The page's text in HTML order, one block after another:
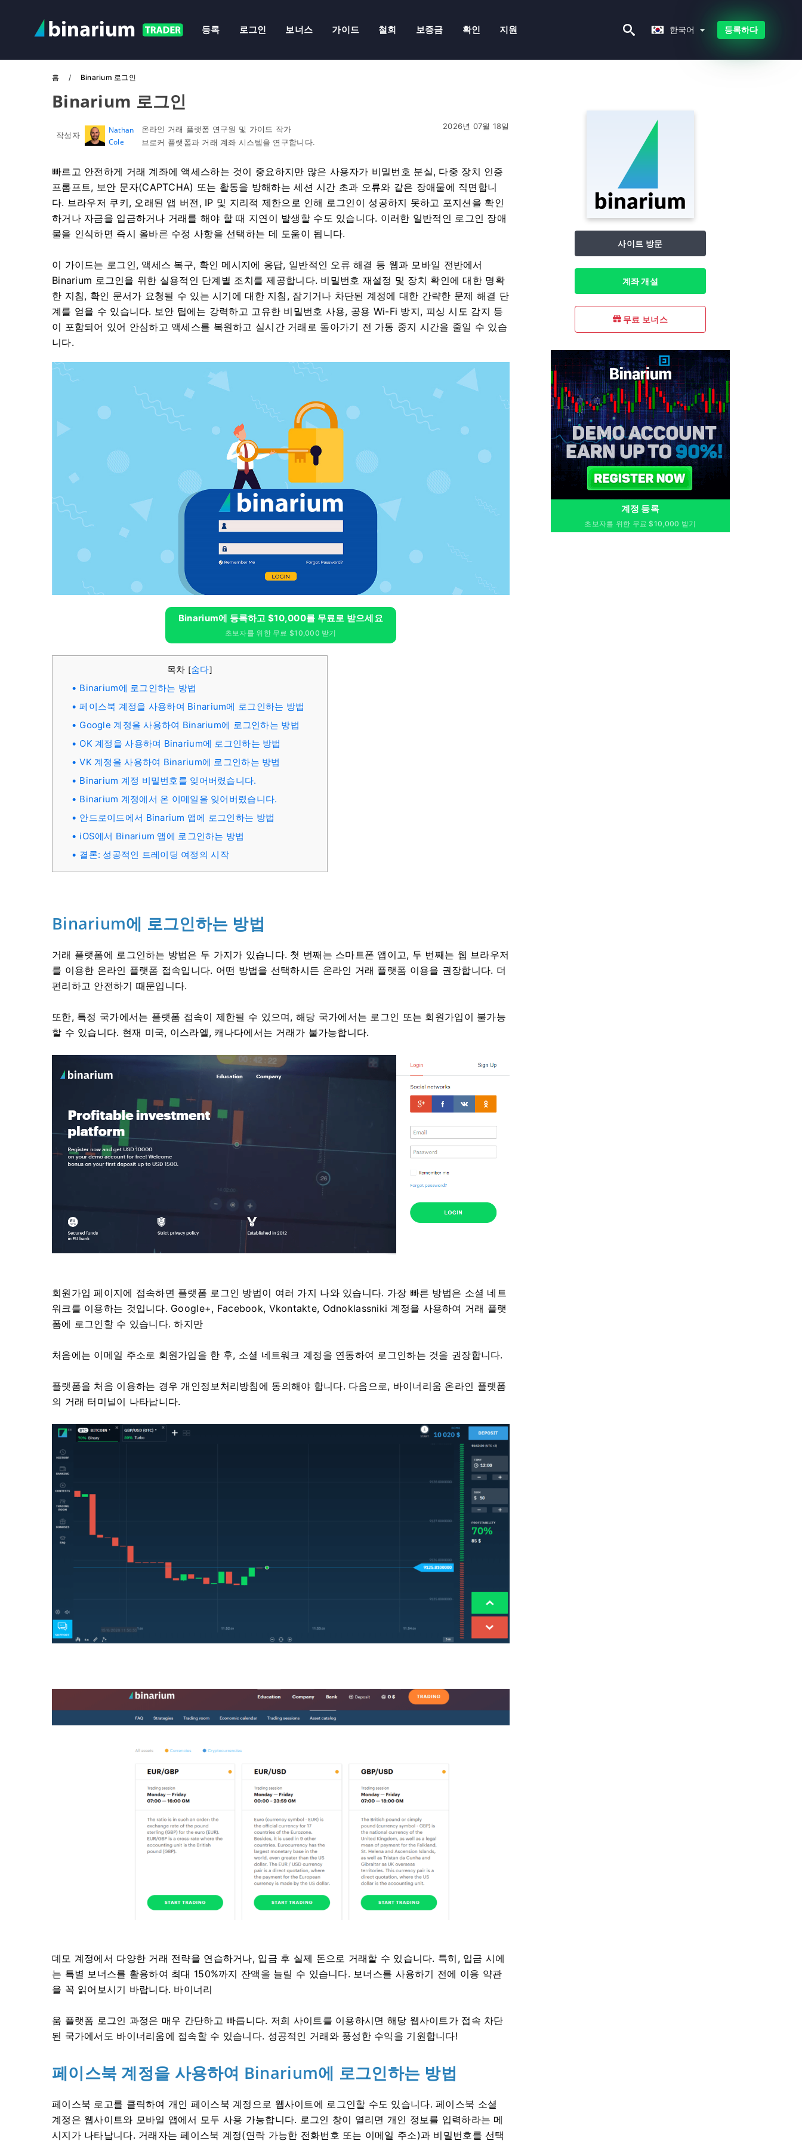
등록 로그인 보너스 가이드 철회 보증금 확인 지원 한국어 등록하다
홈 Binarium 로그인
Binarium 로그인
작성자
Nathan
Cole
온라인 거래 플랫폼 연구원 및 가이드 작가
브로커 플랫폼과 거래 계좌 시스템을 연구합니다.
2026년 07월 18일
빠르고 안전하게 거래 계좌에 액세스하는 것이 중요하지만 많은 사용자가 비밀번호 분실, 다중 장치 인증
프롬프트, 보안 문자(CAPTCHA) 또는 활동을 방해하는 세션 시간 초과 오류와 같은 장애물에 직면합니
다. 브라우저 쿠키, 오래된 앱 버전, IP 및 지리적 제한으로 인해 로그인이 성공하지 못하고 포지션을 확인
하거나 자금을 입금하거나 거래를 해야 할 때 지연이 발생할 수도 있습니다. 이러한 일반적인 로그인 장애
물을 인식하면 즉시 올바른 수정 사항을 선택하는 데 도움이 됩니다.
이 가이드는 로그인, 액세스 복구, 확인 메시지에 응답, 일반적인 오류 해결 등 웹과 모바일 전반에서
Binarium 로그인을 위한 실용적인 단계별 조치를 제공합니다. 비밀번호 재설정 및 장치 확인에 대한 명확
한 지침, 확인 문서가 요청될 수 있는 시기에 대한 지침, 잠기거나 차단된 계정에 대한 간략한 문제 해결 단
계를 얻을 수 있습니다. 보안 팁에는 강력하고 고유한 비밀번호 사용, 공용 Wi-Fi 방지, 피싱 시도 감지 등
이 포함되어 있어 안심하고 액세스를 복원하고 실시간 거래로 돌아가기 전 가동 중지 시간을 줄일 수 있습
니다.
Binarium에 등록하고 $10,000를 무료로 받으세요
초보자를 위한 무료 $10,000 받기
목차 [숨다]
Binarium에 로그인하는 방법
페이스북 계정을 사용하여 Binarium에 로그인하는 방법
Google 계정을 사용하여 Binarium에 로그인하는 방법
OK 계정을 사용하여 Binarium에 로그인하는 방법
VK 계정을 사용하여 Binarium에 로그인하는 방법
Binarium 계정 비밀번호를 잊어버렸습니다.
Binarium 계정에서 온 이메일을 잊어버렸습니다.
안드로이드에서 Binarium 앱에 로그인하는 방법
iOS에서 Binarium 앱에 로그인하는 방법
결론: 성공적인 트레이딩 여정의 시작
Binarium에 로그인하는 방법
거래 플랫폼에 로그인하는 방법은 두 가지가 있습니다. 첫 번째는 스마트폰 앱이고, 두 번째는 웹 브라우저
를 이용한 온라인 플랫폼 접속입니다. 어떤 방법을 선택하시든 온라인 거래 플랫폼 이용을 권장합니다. 더
편리하고 안전하기 때문입니다.
또한, 특정 국가에서는 플랫폼 접속이 제한될 수 있으며, 해당 국가에서는 로그인 또는 회원가입이 불가능
할 수 있습니다. 현재 미국, 이스라엘, 캐나다에서는 거래가 불가능합니다.
회원가입 페이지에 접속하면 플랫폼 로그인 방법이 여러 가지 나와 있습니다. 가장 빠른 방법은 소셜 네트
워크를 이용하는 것입니다. Google+, Facebook, Vkontakte, Odnoklassniki 계정을 사용하여 거래 플랫
폼에 로그인할 수 있습니다. 하지만
처음에는 이메일 주소로 회원가입을 한 후, 소셜 네트워크 계정을 연동하여 로그인하는 것을 권장합니다.
플랫폼을 처음 이용하는 경우 개인정보처리방침에 동의해야 합니다. 다음으로, 바이너리움 온라인 플랫폼
의 거래 터미널이 나타납니다.
데모 계정에서 다양한 거래 전략을 연습하거나, 입금 후 실제 돈으로 거래할 수 있습니다. 특히, 입금 시에
는 특별 보너스를 활용하여 최대 150%까지 잔액을 늘릴 수 있습니다. 보너스를 사용하기 전에 이용 약관
을 꼭 읽어보시기 바랍니다. 바이너리
움 플랫폼 로그인 과정은 매우 간단하고 빠릅니다. 저희 사이트를 이용하시면 해당 웹사이트가 접속 차단
된 국가에서도 바이너리움에 접속할 수 있습니다. 성공적인 거래와 풍성한 수익을 기원합니다!
페이스북 계정을 사용하여 Binarium에 로그인하는 방법
페이스북 로고를 클릭하여 개인 페이스북 계정으로 웹사이트에 로그인할 수도 있습니다. 페이스북 소셜
계정은 웹사이트와 모바일 앱에서 모두 사용 가능합니다. 로그인 창이 열리면 개인 정보를 입력하라는 메
시지가 나타납니다. 거래자는 페이스북 계정(연락 가능한 전화번호 또는 이메일 주소)과 비밀번호를 선택
사이트 방문
계좌 개설
무료 보너스
계정 등록
초보자를 위한 무료 $10,000 받기